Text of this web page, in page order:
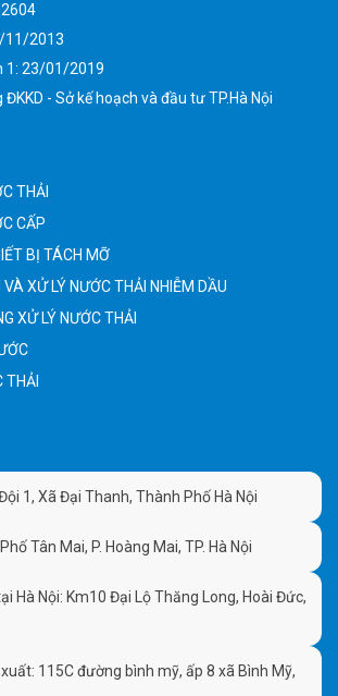
11/2013
1: 23/01/2019
- Sở kế hoạch và đầu tư TP.Hà Nội
THẢI
CẤP
BỊ TÁCH MỠ
XỬ LÝ NƯỚC THẢI NHIỄM DẦU
XỬ LÝ NƯỚC THẢI
THẢI
1, Xã Đại Thanh, Thành Phố Hà Nội
Tân Mai, P. Hoàng Mai, TP. Hà Nội
Hà Nội: Km10 Đại Lộ Thăng Long, Hoài Đức,
115C đường bình mỹ, ấp 8 xã Bình Mỹ,